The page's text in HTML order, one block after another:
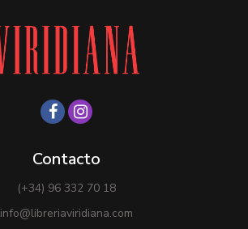
Contacto
(+34) 96 332 70 18
info@libreriaviridiana.com